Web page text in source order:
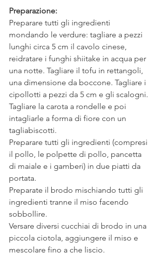
Preparazione:
Preparare tutti gli ingredienti
mondando le verdure: tagliare a pezzi
lunghi circa 5 cm il cavolo cinese,
reidratare i funghi shiitake in acqua per
una notte. Tagliare il tofu in rettangoli,
una dimensione da boccone. Tagliare i
cipollotti a pezzi da 5 cm e gli scalogni.
Tagliare la carota a rondelle e poi
intagliarle a forma di fiore con un
tagliabiscotti.
Preparare tutti gli ingredienti (compresi
il pollo, le polpette di pollo, pancetta
di maiale e i gamberi) in due piatti da
portata.
Preparate il brodo mischiando tutti gli
ingredienti tranne il miso facendo
sobbollire.
Versare diversi cucchiai di brodo in una
piccola ciotola, aggiungere il miso e
mescolare fino a che liscio.